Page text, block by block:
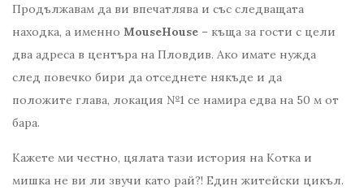
Продължавам да ви впечатлява и със следващата
находка, а именно MouseHouse – къща за гости с цели
два адреса в центъра на Пловдив. Ако имате нужда
след повечко бири да отседнете някъде и да
положите глава, локация №1 се намира едва на 50 м от
бара.
Кажете ми честно, цялата тази история на Котка и
мишка не ви ли звучи като рай?! Един житейски цикъл.